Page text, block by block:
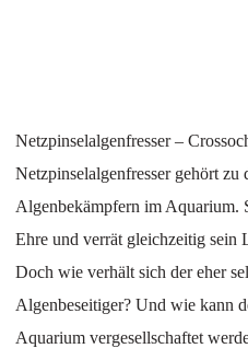
Netzpinselalgenfresser –
Netzpinselalgenfresser gehört zu
Algenbekämpfern im Aquarium.
Ehre und verrät gleichzeitig sein
Doch wie verhält sich der eher
Algenbeseitiger? Und wie kann
Aquarium vergesellschaftet